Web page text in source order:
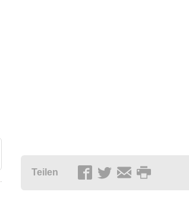
.
Teilen